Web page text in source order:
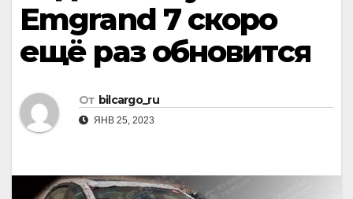
Emgrand 7 скоро
ещё раз обновится
От bilcargo_ru
ЯНВ 25, 2023